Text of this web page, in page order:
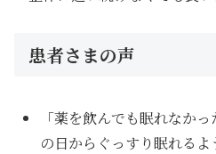
患者さまの声
「薬を飲んでも眠れなか
の日からぐっすり眠れるよ